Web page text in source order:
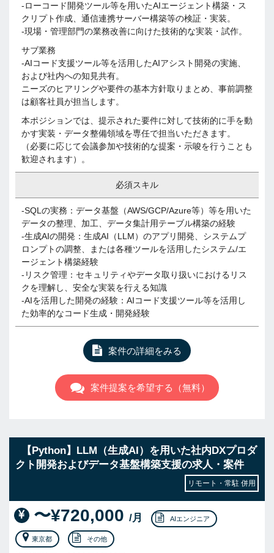
-ローコード開発ツール等を用いたAIエージェント構築・ス
クリプト作成、通信連携サーバー構築等の検証・実装。
-現場・管理部門の業務改善に向けた技術的な実装・試作。
サブ業務
-AIコード支援ツール等を活用したAIアシスト開発の実施、
および社内への知見共有。
ニーズのヒアリングや要件の基本方針取りまとめ、事前調整
は顧客社員が担当します。
本ポジションでは、提示された要件に対して技術的に手を動
かす実装・データ整備領域を専任で担当いただきます。
（必要に応じて会議参加や技術的な提案・示唆を行うことも
歓迎されます）。
必須スキル
-SQLの実務：データ基盤（AWS/GCP/Azure等）等を用いた
データの整理、加工、データ集計用テーブル構築の経験
-生成AIの開発：生成AI（LLM）のアプリ開発、システムプ
ロンプトの調整、または各種ツールを活用したシステム/エ
ージェント構築経験
-リスク管理：セキュリティやデータ取り扱いにおけるリス
クを理解し、安全な実装を行える知識
-AIを活用した開発の経験：AIコード支援ツール等を活用し
た効率的なコード生成・開発経験
案件の詳細をみる
案件提案を希望する（無料）
【Python】LLM（生成AI）を用いた社内DXプロダ
クト開発およびデータ基盤構築支援の求人・案件
リモート・常駐 併用
〜¥720,000 /月 AIエンジニア
東京都 その他